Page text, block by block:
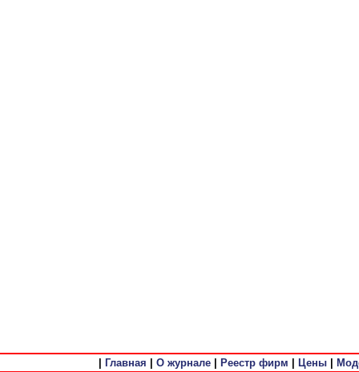
Главная О журнале| Реестр фирм Цены|